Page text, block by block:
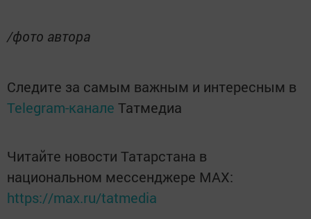
/фото автора
Следите за самым важным и интересным в
Telegram-канале Татмедиа
Читайте новости Татарстана в
национальном мессенджере MАХ:
https://max.ru/tatmedia